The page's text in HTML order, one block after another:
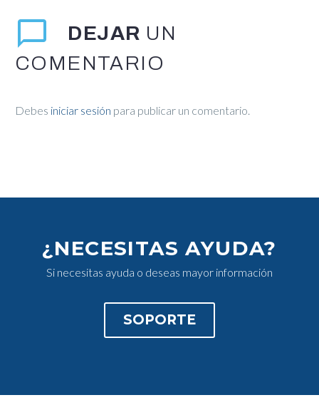
DEJAR UN
COMENTARIO
Debes iniciar sesión para publicar un comentario.
¿NECESITAS AYUDA?
Si necesitas ayuda o deseas mayor información
SOPORTE